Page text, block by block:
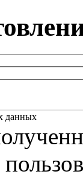
данных